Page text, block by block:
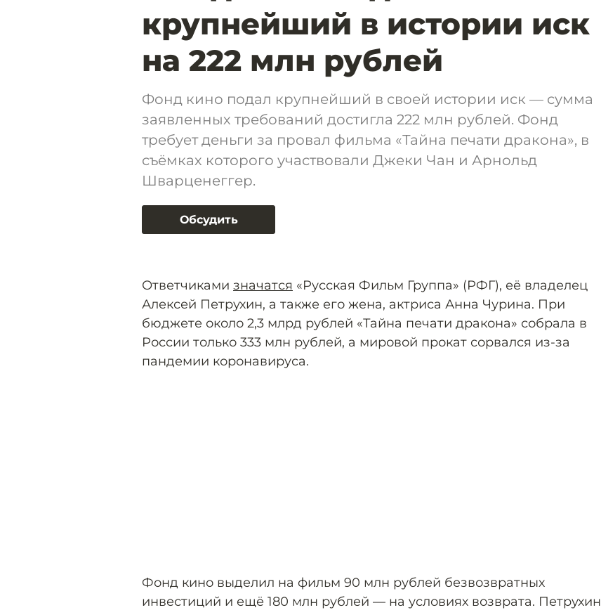
крупнейший в истории иск
на 222 млн рублей
Фонд кино подал крупнейший в своей истории иск — сумма
заявленных требований достигла 222 млн рублей. Фонд
требует деньги за провал фильма «Тайна печати дракона», в
съёмках которого участвовали Джеки Чан и Арнольд
Шварценеггер.
Обсудить
Ответчиками значатся «Русская Фильм Группа» (РФГ), её владелец
Алексей Петрухин, а также его жена, актриса Анна Чурина. При
бюджете около 2,3 млрд рублей «Тайна печати дракона» собрала в
России только 333 млн рублей, а мировой прокат сорвался из-за
пандемии коронавируса.
Фонд кино выделил на фильм 90 млн рублей безвозвратных
инвестиций и ещё 180 млн рублей — на условиях возврата. Петрухин